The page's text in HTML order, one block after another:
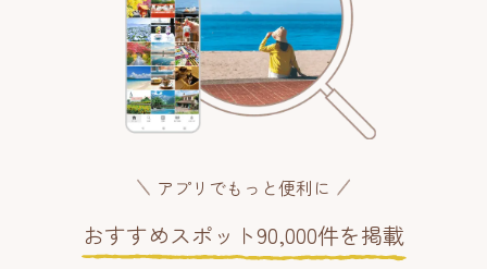
アプリでもっと便利に
おすすめスポット90,000件を掲載